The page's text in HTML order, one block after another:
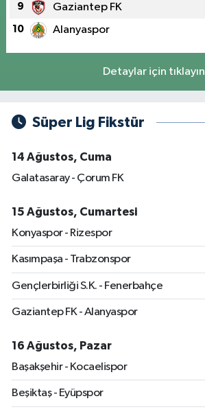
9 Gaziantep FK
10 Alanyaspor
Detaylar için tıklayın
Süper Lig Fikstür
14 Ağustos, Cuma
Galatasaray - Çorum FK
15 Ağustos, Cumartesi
Konyaspor - Rizespor
Kasımpaşa - Trabzonspor
Gençlerbirliği S.K. - Fenerbahçe
Gaziantep FK - Alanyaspor
16 Ağustos, Pazar
Başakşehir - Kocaelispor
Beşiktaş - Eyüpspor